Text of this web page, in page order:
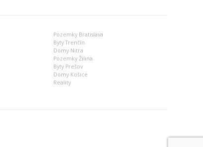
Pozemky Bratislava
Byty Trenčín
Domy Nitra
Pozemky Žilina
Byty Prešov
Domy Košice
Reality